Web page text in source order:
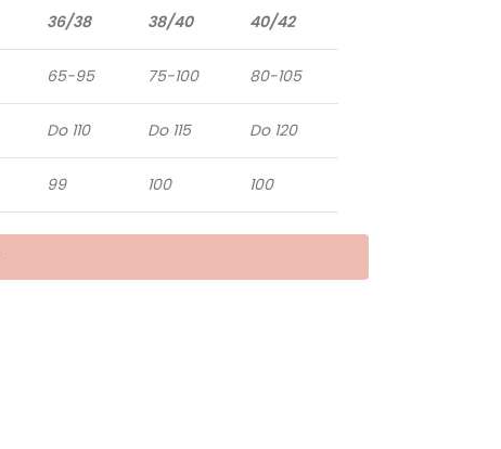
36/38 38/40 40/42
65-95 75-100 80-105
Do 110 Do 115 Do 120
99 100 100